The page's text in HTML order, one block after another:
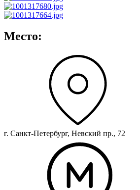
Место:
г. Санкт-Петербург, Невский пр., 72